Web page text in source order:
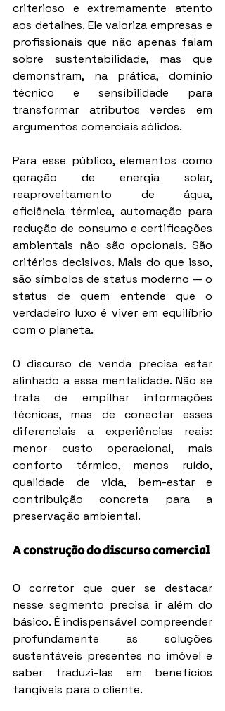
criterioso e extremamente atento
aos detalhes. Ele valoriza empresas e
profissionais que não apenas falam
sobre sustentabilidade, mas que
demonstram, na prática, domínio
técnico e sensibilidade para
transformar atributos verdes em
argumentos comerciais sólidos.
Para esse público, elementos como
geração de energia solar,
reaproveitamento de água,
eficiência térmica, automação para
redução de consumo e certificações
ambientais não são opcionais. São
critérios decisivos. Mais do que isso,
são símbolos de status moderno — o
status de quem entende que o
verdadeiro luxo é viver em equilíbrio
com o planeta.
O discurso de venda precisa estar
alinhado a essa mentalidade. Não se
trata de empilhar informações
técnicas, mas de conectar esses
diferenciais a experiências reais:
menor custo operacional, mais
conforto térmico, menos ruído,
qualidade de vida, bem-estar e
contribuição concreta para a
preservação ambiental.
A construção do discurso comercial
O corretor que quer se destacar
nesse segmento precisa ir além do
básico. É indispensável compreender
profundamente as soluções
sustentáveis presentes no imóvel e
saber traduzi-las em benefícios
tangíveis para o cliente.